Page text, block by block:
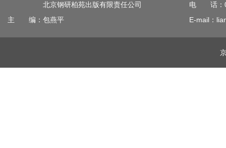
北京钢研柏苑出版有限责任公司
主 编：包燕平
电 话：
E-mail：